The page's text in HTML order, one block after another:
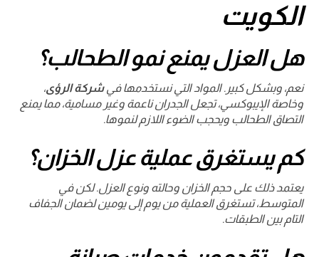
الكويت
هل العزل يمنع نمو الطحالب؟
نعم، وبشكل كبير. المواد التي نستخدمها فيشركة الرؤى،
وخاصة الإيبوكسي، تجعل الجدران ناعمة وغير مسامية، مما يمنع
التصاق الطحالب ويحجب الضوء اللازم لنموها.
كم يستغرق عملية عزل الخزان؟
يعتمد ذلك على حجم الخزان وحالته ونوع العزل. لكن في
المتوسط، تستغرق العملية من يوم إلى يومين لضمان الجفاف
التام بين الطبقات.